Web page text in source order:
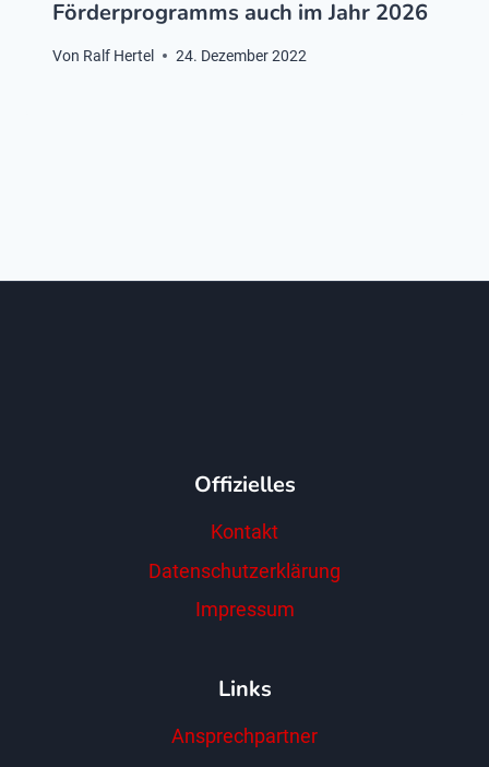
Förderprogramms auch im Jahr 2026
Von Ralf Hertel 24. Dezember 2022
Offizielles
Kontakt
Datenschutzerklärung
Impressum
Links
Ansprechpartner